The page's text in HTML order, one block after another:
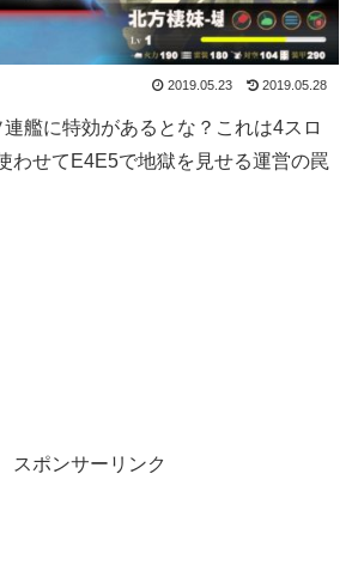
2019.05.23 2019.05.28
艦に特効があるとな？これは4スロ
わせてE4E5で地獄を見せる運営の罠
スポンサーリンク